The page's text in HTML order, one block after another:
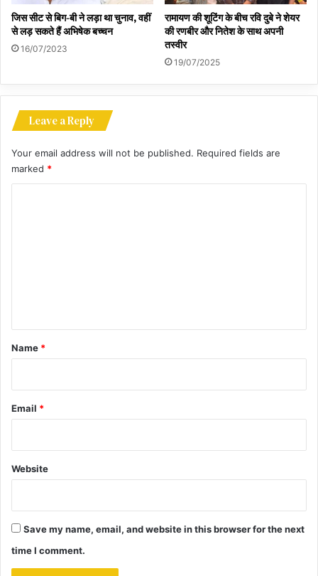
जिस सीट से बिग-बी ने लड़ा था चुनाव, वहीं
से लड़ सकते हैं अभिषेक बच्चन
16/07/2023
रामायण की शूटिंग के बीच रवि दुबे ने शेयर
की रणबीर और नितेश के साथ अपनी
तस्वीर
19/07/2025
Leave a Reply
Your email address will not be published. Required fields are
marked *
*
Name *
Email *
Website
Save my name, email, and website in this browser for the next
time I comment.